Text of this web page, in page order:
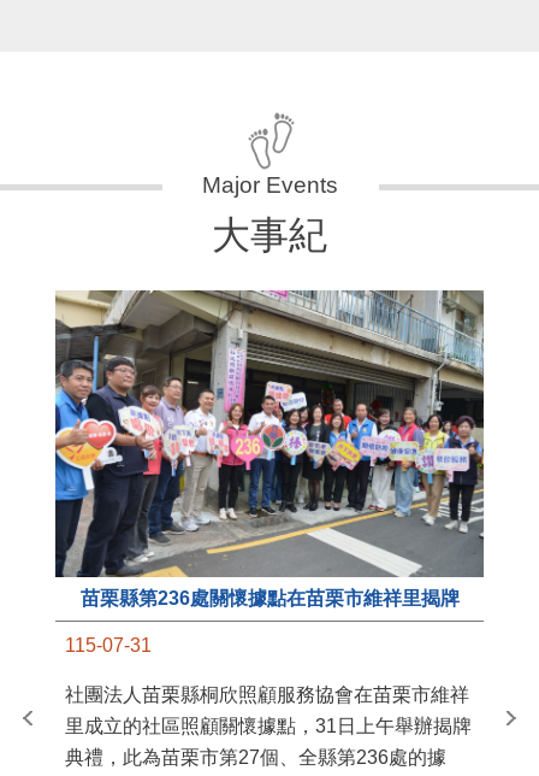
大事紀
苗栗縣第236處關懷據點在苗栗市維祥里揭牌
115-07-31
社團法人苗栗縣桐欣照顧服務協會在苗栗市維祥
里成立的社區照顧關懷據點，31日上午舉辦揭牌
典禮，此為苗栗市第27個、全縣第236處的據
苗